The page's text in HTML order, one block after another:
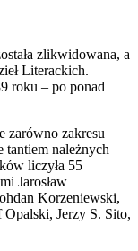
zlikwidowana, a
Literackich.
roku – po ponad
zarówno zakresu
tantiem należnych
liczyła 55
Jarosław
Korzeniewski,
Jerzy S. Sito,